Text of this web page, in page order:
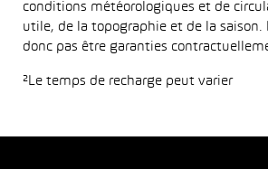
conditions météorologiques et de
utile, de la topographie et de la saison.
donc pas être garanties
²Le temps de recharge peut varier